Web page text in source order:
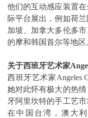
他们的互动感应装置
际平台展出，例如荷
加坡、加拿大多伦多
的摩和韩国首尔等地区
关于西班牙艺术家
西班牙艺术家Angeles
她对此怀有极大的热
牙阿里坎特的手工艺
在中国台湾，澳大